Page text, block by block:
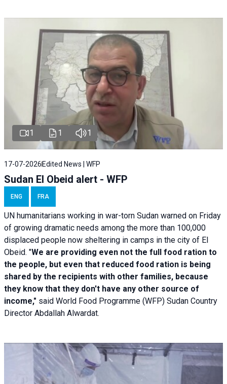
1 1 1
17-07-2026 Edited News | WFP
Sudan El Obeid alert - WFP
ENG FRA
UN humanitarians working in war-torn Sudan warned on Friday
of growing dramatic needs among the more than 100,000
displaced people now sheltering in camps in the city of El
Obeid. "We are providing even not the full food ration to
the people, but even that reduced food ration is being
shared by the recipients with other families, because
they know that they don't have any other source of
income," said World Food Programme (WFP) Sudan Country
Director Abdallah Alwardat.